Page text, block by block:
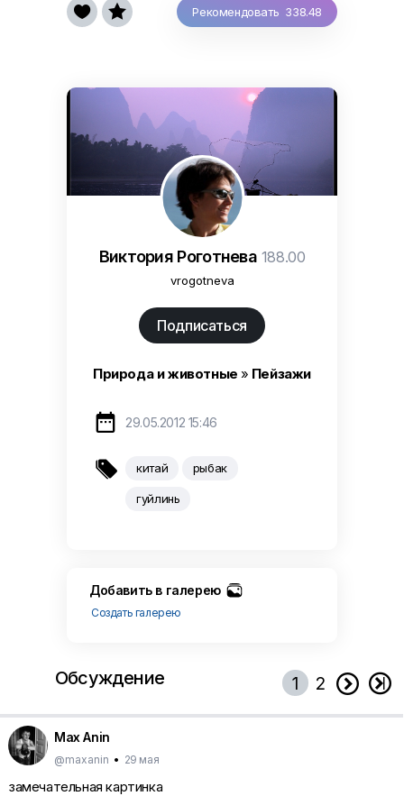
Рекомендовать 338.48
 
Виктория Роготнева 188.00
vrogotneva
Подписаться
Природа и животные » Пейзажи
 29.05.2012 15:46
 китай рыбак
гуйлинь
Добавить в галерею
Создать галерею
Обсуждение 1 2  
Max Anin
@maxanin • 29 мая
замечательная картинка